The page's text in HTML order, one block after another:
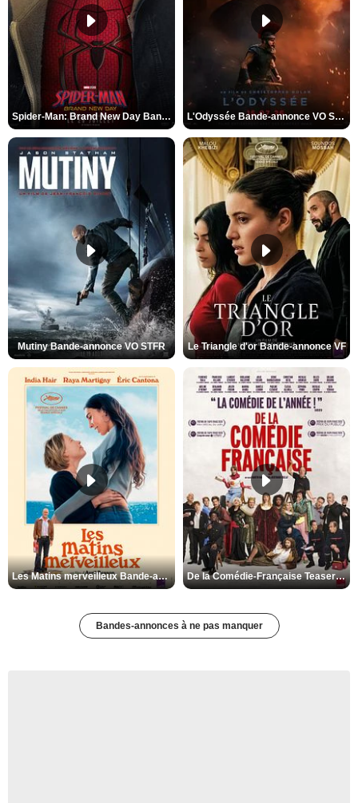
Spider-Man: Brand New Day Bande-annonce VO STFR L'Odyssée Bande-annonce VO STFR
Mutiny Bande-annonce VO STFR Le Triangle d'or Bande-annonce VF
Les Matins merveilleux Bande-annonce VF De la Comédie-Française Teaser VF
Bandes-annonces à ne pas manquer